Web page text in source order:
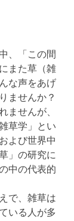
、「この間
また草（雑
な声をあげ
ませんか？
ませんが、
草学」とい
よび世界中
」の研究に
中の代表的
で、雑草は
いる人が多